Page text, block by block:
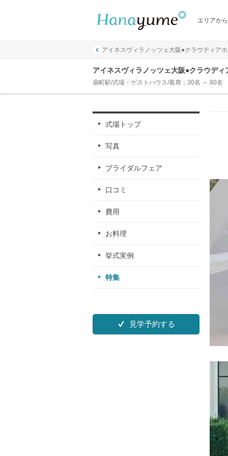
エリアか
アイネスヴィラノッツェ大阪●クラウディア
アイネスヴィラノッツェ大阪●クラウデ
扇町駅/式場・ゲストハウス/着席：30名 ～ 80名
式場トップ
写真
ブライダルフェア
口コミ
費用
お料理
挙式実例
特集
見学予約する